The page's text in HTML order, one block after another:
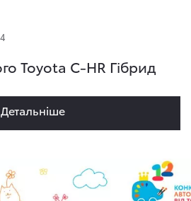
Toyota C-HR Гібрид
Детальнiше